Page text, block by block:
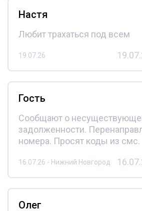
Настя
Любит трахаться под всем
19.07.26
Гость
Сообщают о
задолженности.
номера. Просят коды из смс.
16.07.26 - Нижний Новгород
Олег